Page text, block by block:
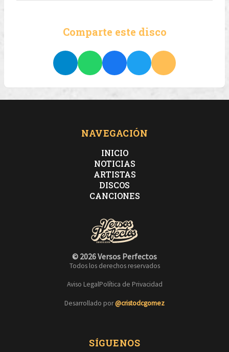
Comparte este disco
NAVEGACIÓN
INICIO
NOTICIAS
ARTISTAS
DISCOS
CANCIONES
© 2026 Versos Perfectos
Todos los derechos reservados
Aviso LegalPolítica de Privacidad
Desarrollado por@cristodcgomez
SÍGUENOS